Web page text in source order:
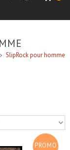
SlipRock pour homme
PROMO